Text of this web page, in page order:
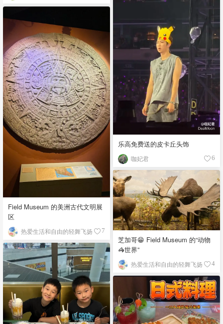
乐高免费送的皮卡丘头饰
咖妃君 6
Field Museum 的美洲古代文明展
区
热爱生活和自由的轻舞飞扬 7
芝加哥😁 Field Museum 的“动物
🦓世界”
热爱生活和自由的轻舞飞扬 4